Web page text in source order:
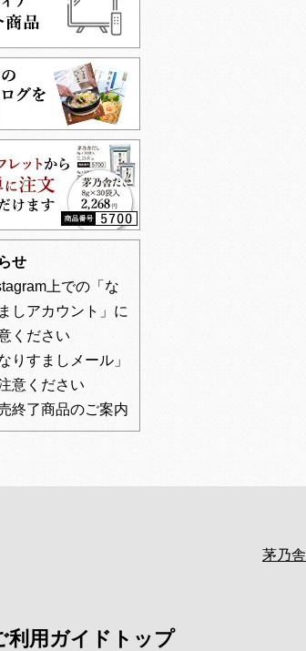
せ
上での「な
しアカウント」に
ください
りすましメール」
意ください
終了商品のご案内
茅乃
利用ガイドトップ